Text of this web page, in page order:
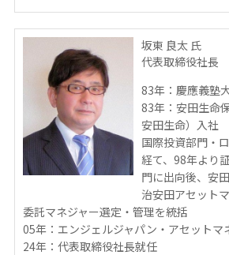
坂東 良太 氏
代表取締役社長
83年：慶應義塾
83年：安田生命
安田生命）入社
国際投資部門・
経て、98年より
門に出向後、安
治安田アセット
委託マネジャー選定・管理を統括
05年：エンジェルジャパン・アセットマ
24年：代表取締役社長就任